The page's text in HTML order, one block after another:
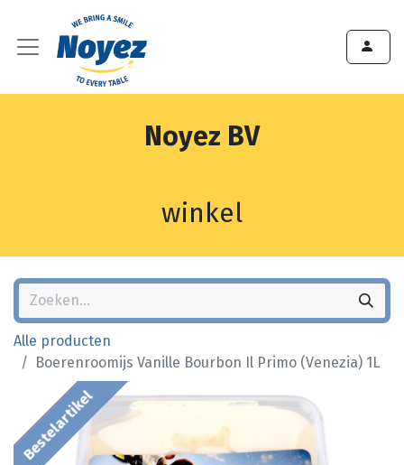
Noyez BV
winkel
Alle producten
Boerenroomijs Vanille Bourbon Il Primo (Venezia) 1L
Bestelartikel